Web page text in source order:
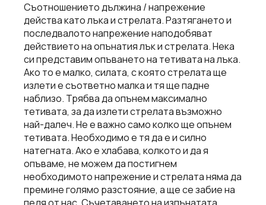
Съотношението дължина / напрежение
действа като лъка и стрелата. Разтягането и
последвалото напрежение наподобяват
действието на опънатия лък и стрелата. Нека
си представим опъването на тетивата на лъка.
Ако то е малко, силата, с която стрелата ще
излети е съответно малка и тя ще падне
наблизо. Трябва да опънем максимално
тетивата, за да излети стрелата възможно
най-далеч. Не е важно само колко ще опънем
тетивата. Необходимо е тя да е и силно
натегната. Ако е хлабава, колкото и да я
опъваме, не можем да постигнем
необходимото напрежение и стрелата няма да
премине голямо разстояние, а ще се забие на